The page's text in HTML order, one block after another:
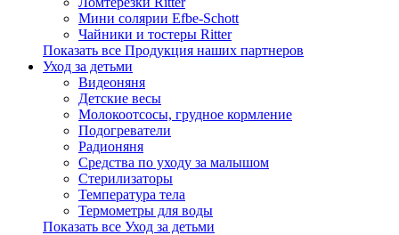
Мини солярии Efbe-Schott
Чайники и тостеры Ritter
Показать все Продукция наших партнеров
Уход за детьми
Видеоняня
Детские весы
Молокоотсосы, грудное кормление
Подогреватели
Радионяня
Средства по уходу за малышом
Стерилизаторы
Температура тела
Термометры для воды
Показать все Уход за детьми